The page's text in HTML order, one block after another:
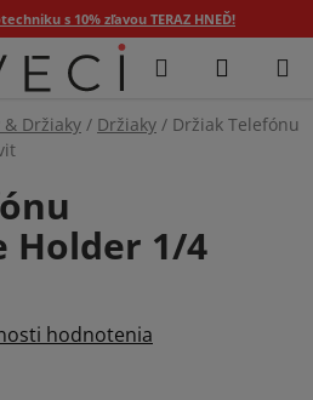
s 10% zľavou TERAZ HNEĎ!
Hľadať
Držiaky / Držiaky / Držiak Telefónu
Holder 1/4
hodnotenia